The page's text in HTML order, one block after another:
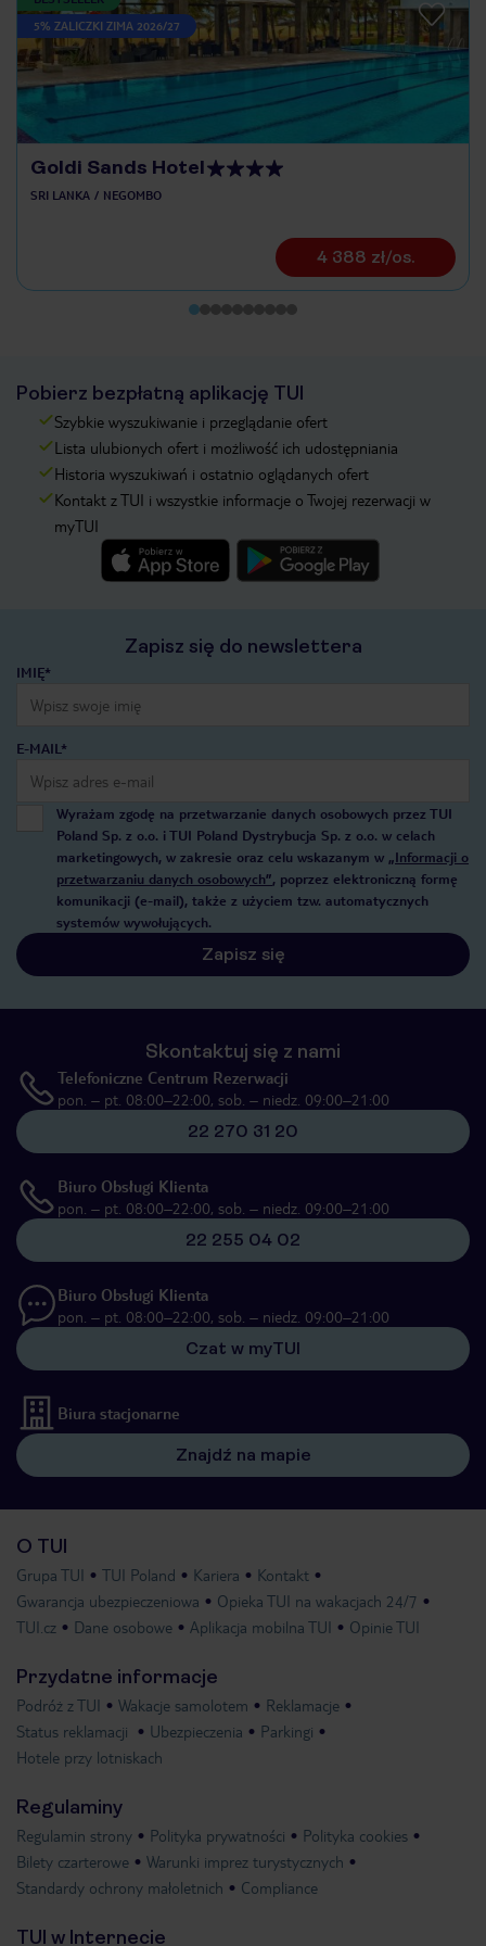
5% ZALICZKI ZIMA 2026/27
Goldi Sands Hotel
SRI LANKA NEGOMBO
4 388 zł/os.
Pobierz bezpłatną aplikację TUI
Szybkie wyszukiwanie i przeglądanie ofert
Lista ulubionych ofert i możliwość ich udostępniania
Historia wyszukiwań i ostatnio oglądanych ofert
Kontakt z TUI i wszystkie informacje o Twojej rezerwacji w
myTUI
Zapisz się do newslettera
IMIĘ*
E-MAIL*
Wyrażam zgodę na przetwarzanie danych osobowych przez TUI
Poland Sp. z o.o. i TUI Poland Dystrybucja Sp. z o.o. w celach
marketingowych, w zakresie oraz celu wskazanym w „Informacji o
przetwarzaniu danych osobowych”, poprzez elektroniczną formę
komunikacji (e-mail), także z użyciem tzw. automatycznych
systemów wywołujących.
Zapisz się
Skontaktuj się z nami
Telefoniczne Centrum Rezerwacji
pon. – pt. 08:00–22:00, sob. – niedz. 09:00–21:00
22 270 31 20
Biuro Obsługi Klienta
pon. – pt. 08:00–22:00, sob. – niedz. 09:00–21:00
22 255 04 02
Biuro Obsługi Klienta
pon. – pt. 08:00–22:00, sob. – niedz. 09:00–21:00
Czat w myTUI
Biura stacjonarne
Znajdź na mapie
O TUI
Grupa TUI TUI Poland Kariera
Kontakt
Gwarancja ubezpieczeniowa
Opieka TUI na wakacjach 24/7
TUI.cz
Dane osobowe Aplikacja mobilna TUI Opinie TUI
Przydatne informacje
Podróż z TUI Wakacje samolotem
Reklamacje
Status reklamacji
Ubezpieczenia
Parkingi
Hotele przy lotniskach
Regulaminy
Regulamin strony Polityka prywatności
Polityka cookies
Bilety czarterowe
Warunki imprez turystycznych
Standardy ochrony małoletnich
Compliance
TUI w Internecie